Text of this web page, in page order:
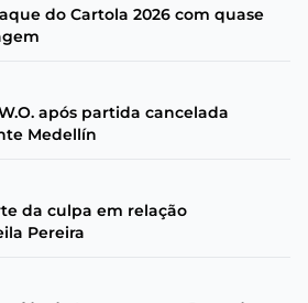
do Cartola 2026 com quase
após partida cancelada
Medellín
da culpa em relação
Pereira